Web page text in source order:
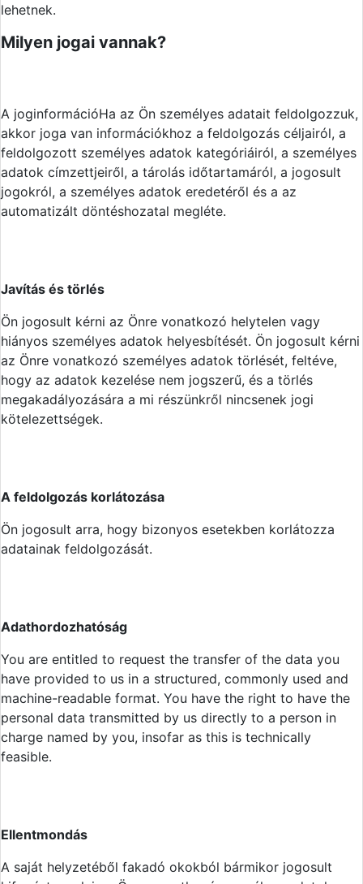
lehetnek.
Milyen jogai vannak?
A joginformációHa az Ön személyes adatait feldolgozzuk,
akkor joga van információkhoz a feldolgozás céljairól, a
feldolgozott személyes adatok kategóriáiról, a személyes
adatok címzettjeiről, a tárolás időtartamáról, a jogosult
jogokról, a személyes adatok eredetéről és a az
automatizált döntéshozatal megléte.
Javítás és törlés
Ön jogosult kérni az Önre vonatkozó helytelen vagy
hiányos személyes adatok helyesbítését. Ön jogosult kérni
az Önre vonatkozó személyes adatok törlését, feltéve,
hogy az adatok kezelése nem jogszerű, és a törlés
megakadályozására a mi részünkről nincsenek jogi
kötelezettségek.
A feldolgozás korlátozása
Ön jogosult arra, hogy bizonyos esetekben korlátozza
adatainak feldolgozását.
Adathordozhatóság
You are entitled to request the transfer of the data you
have provided to us in a structured, commonly used and
machine-readable format. You have the right to have the
personal data transmitted by us directly to a person in
charge named by you, insofar as this is technically
feasible.
Ellentmondás
A saját helyzetéből fakadó okokból bármikor jogosult